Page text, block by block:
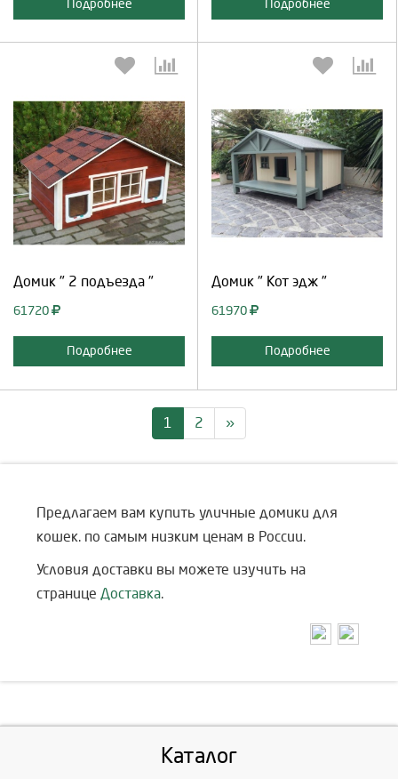
Подробнее Подробнее
Домик " 2 подъезда "
61720
Подробнее
Выберите количество:
Домик " Кот эдж "
61970
Подробнее
Выберите количество:
1 2 »
Предлагаем вам купить уличные домики для
кошек. по самым низким ценам в России.
Условия доставки вы можете изучить на
странице Доставка.
Каталог